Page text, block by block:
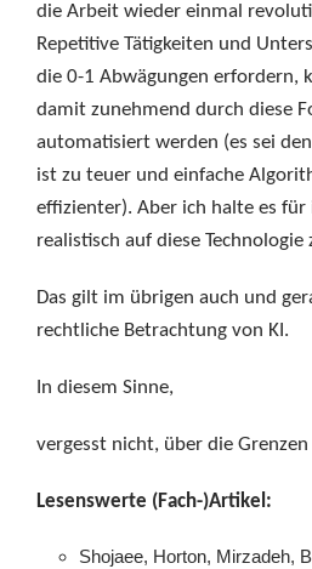
die Arbeit wieder einmal
Repetitive Tätigkeiten und
die 0-1 Abwägungen erfordern,
damit zunehmend durch diese
automatisiert werden (es sei
ist zu teuer und einfache
effizienter). Aber ich halte es
realistisch auf diese Technologie
Das gilt im übrigen auch und
rechtliche Betrachtung von KI.
In diesem Sinne,
vergesst nicht, über die
Lesenswerte (Fach-)Artikel:
Shojaee, Horton, Mirzadeh,